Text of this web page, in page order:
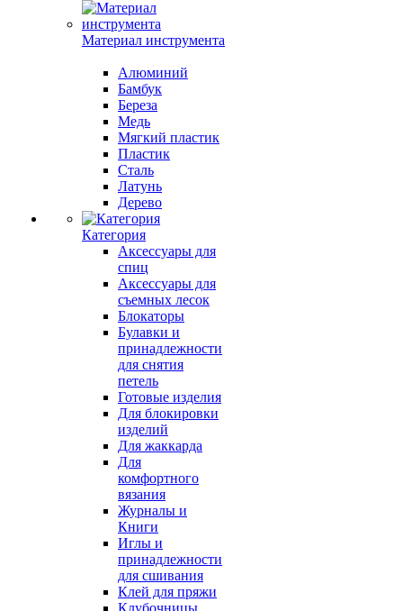
Материал инструмента
Алюминий
Бамбук
Береза
Медь
Мягкий пластик
Пластик
Сталь
Латунь
Дерево
Категория
Аксессуары для
спиц
Аксессуары для
съемных лесок
Блокаторы
Булавки и
принадлежности
для снятия
петель
Готовые изделия
Для блокировки
изделий
Для жаккарда
Для
комфортного
вязания
Журналы и
Книги
Иглы и
принадлежности
для сшивания
Клей для пряжи
Клубочницы